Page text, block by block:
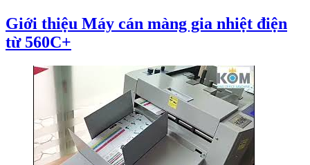
Giới thiệu Máy cán màng gia nhiệt điện
từ 560C+